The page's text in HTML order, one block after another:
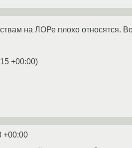
на ЛОРе плохо относятся.
+00:00)
+00:00